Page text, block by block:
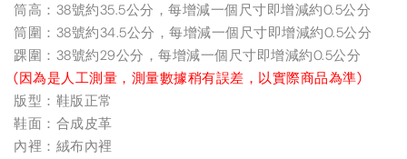
筒高：38號約35.5公分，每增減一個尺寸即增減約0.5公分
筒圍：38號約34.5公分，每增減一個尺寸即增減約0.5公分
踝圍：38號約29公分，每增減一個尺寸即增減約0.5公分
(因為是人工測量，測量數據稍有誤差，以實際商品為準)
版型：鞋版正常
鞋面：合成皮革
內裡：絨布內裡